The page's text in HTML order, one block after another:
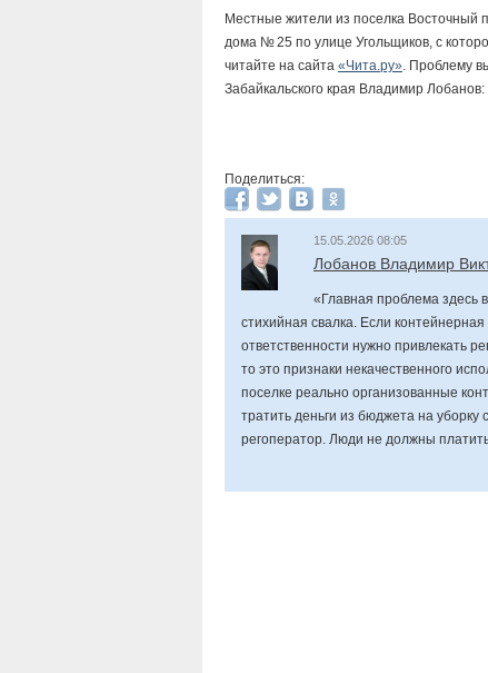
Местные жители из поселка Восточный
дома № 25 по улице Угольщиков, с
читайте на сайта «Чита.ру». Проблему
Забайкальского края Владимир Лобанов:
Поделиться:
15.05.2026 08:05
Лобанов Владимир
«Главная проблема здесь
стихийная свалка. Если
ответственности нужно привлекать
то это признаки некачественного
поселке реально организованные
тратить деньги из бюджета на уборку
регоператор. Люди не должны